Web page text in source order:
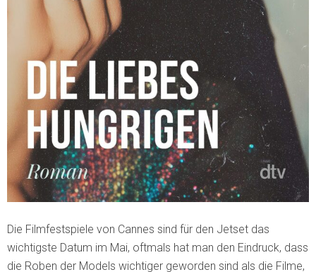
Die Filmfestspiele von Cannes sind für den Jetset das
wichtigste Datum im Mai, oftmals hat man den Eindruck, dass
die Roben der Models wichtiger geworden sind als die Filme,